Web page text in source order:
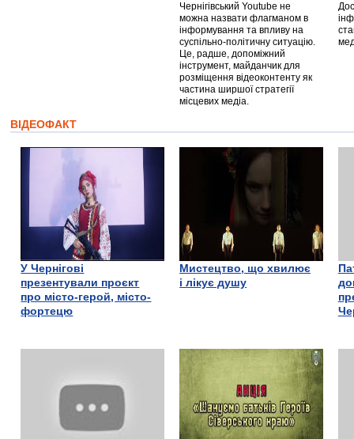
Чернігівський Youtube не
можна назвати флагманом в
інформування та впливу на
суспільно-політичну ситуацію.
Це, радше, допоміжний
інструмент, майданчик для
розміщення відеоконтенту як
частина ширшої стратегії
місцевих медіа.
ВІДЕОФАКТ
У Чернігові
презентували проєкт
про місто-герой, місто-
фортецю
Мистецтво, що хвилює
і лікує душу